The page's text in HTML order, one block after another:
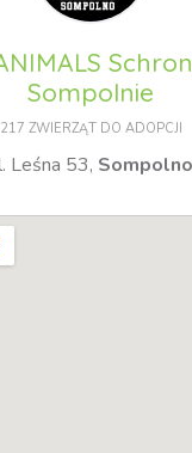
Sompolnie
217 ZWIERZĄT DO ADOPCJI
Leśna 53, Sompolno